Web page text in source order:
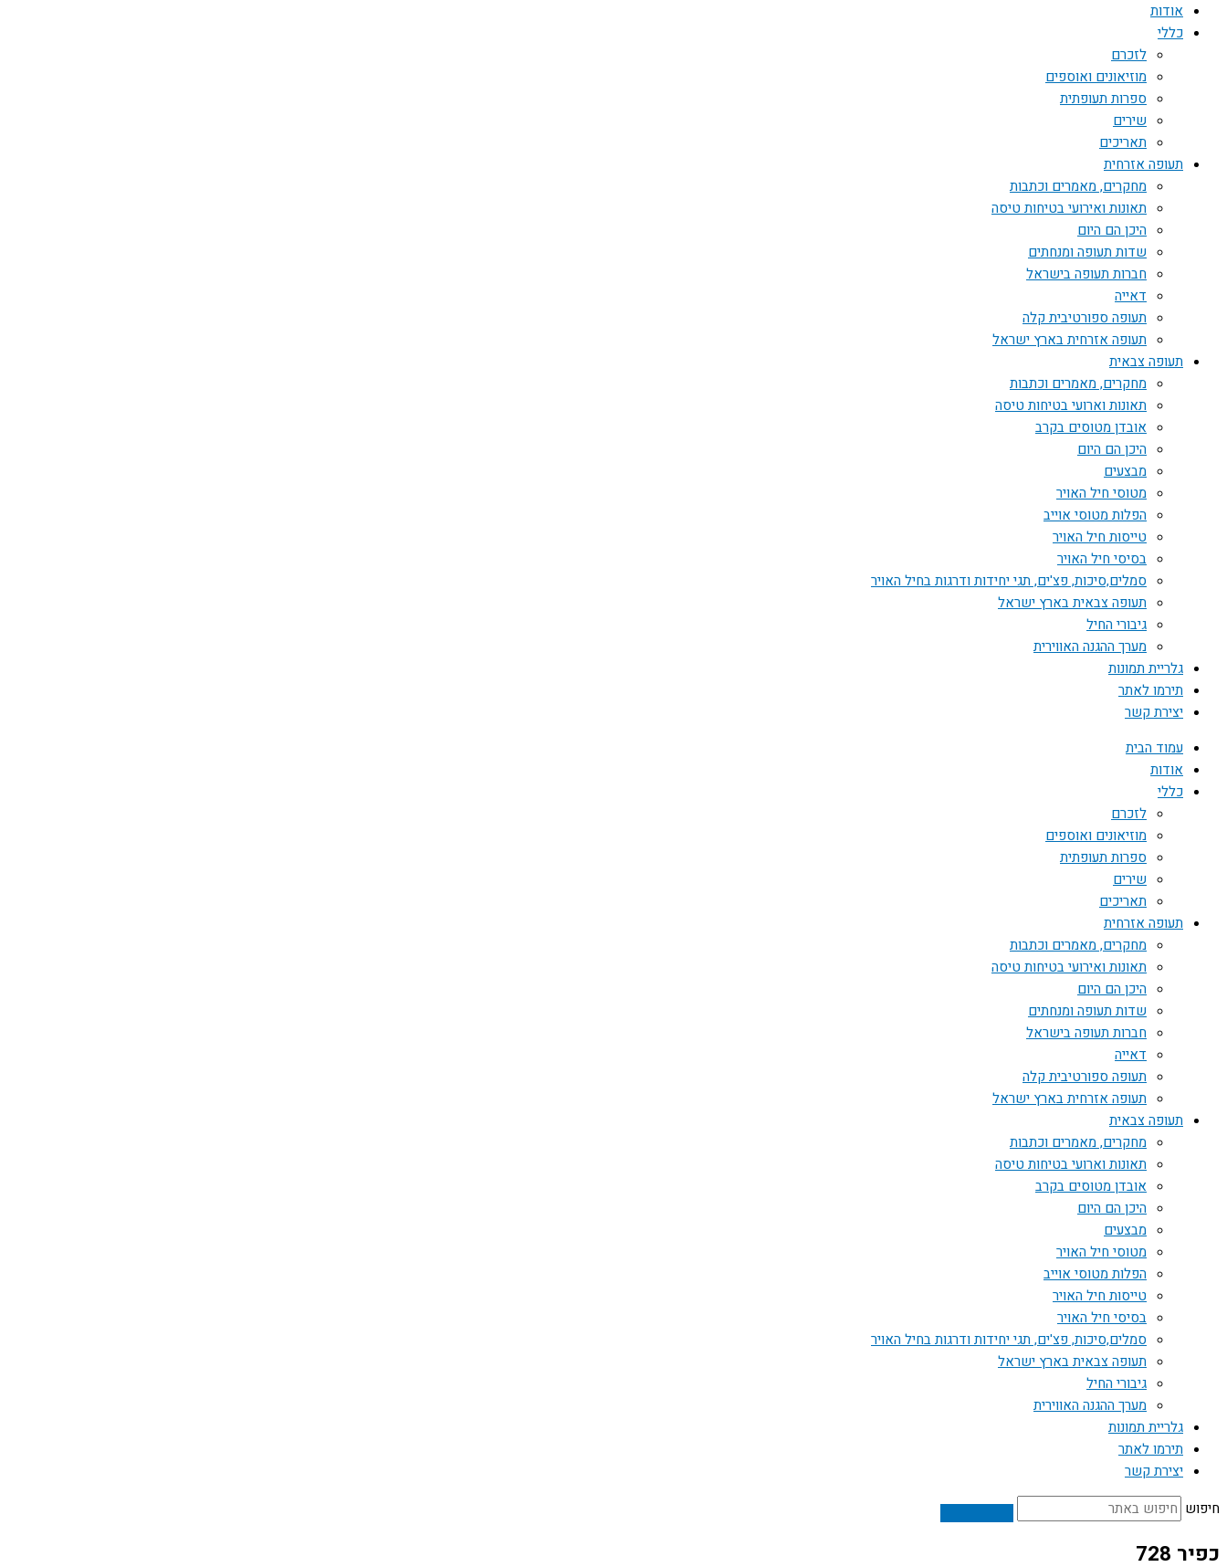
אודות
כללי
לזכרם
מוזיאונים ואוספים
ספרות תעופתית
שירים
תאריכים
תעופה אזרחית
מחקרים, מאמרים וכתבות
תאונות ואירועי בטיחות טיסה
היכן הם היום
שדות תעופה ומנחתים
חברות תעופה בישראל
דאייה
תעופה ספורטיבית קלה
תעופה אזרחית בארץ ישראל
תעופה צבאית
מחקרים, מאמרים וכתבות
תאונות וארועי בטיחות טיסה
אובדן מטוסים בקרב
היכן הם היום
מבצעים
מטוסי חיל האויר
הפלות מטוסי אוייב
טייסות חיל האויר
בסיסי חיל האויר
סמלים,סיכות, פצ'ים, תגי יחידות ודרגות בחיל האויר
תעופה צבאית בארץ ישראל
גיבורי החיל
מערך ההגנה האווירית
גלריית תמונות
תירמו לאתר
יצירת קשר
עמוד הבית
אודות
כללי
לזכרם
מוזיאונים ואוספים
ספרות תעופתית
שירים
תאריכים
תעופה אזרחית
מחקרים, מאמרים וכתבות
תאונות ואירועי בטיחות טיסה
היכן הם היום
שדות תעופה ומנחתים
חברות תעופה בישראל
דאייה
תעופה ספורטיבית קלה
תעופה אזרחית בארץ ישראל
תעופה צבאית
מחקרים, מאמרים וכתבות
תאונות וארועי בטיחות טיסה
אובדן מטוסים בקרב
היכן הם היום
מבצעים
מטוסי חיל האויר
הפלות מטוסי אוייב
טייסות חיל האויר
בסיסי חיל האויר
סמלים,סיכות, פצ'ים, תגי יחידות ודרגות בחיל האויר
תעופה צבאית בארץ ישראל
גיבורי החיל
מערך ההגנה האווירית
גלריית תמונות
תירמו לאתר
יצירת קשר
חיפוש
כפיר 728